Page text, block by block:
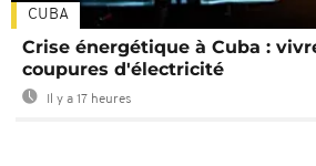
CUBA
Crise énergétique à Cuba :
coupures d'électricité
Il y a 17 heures